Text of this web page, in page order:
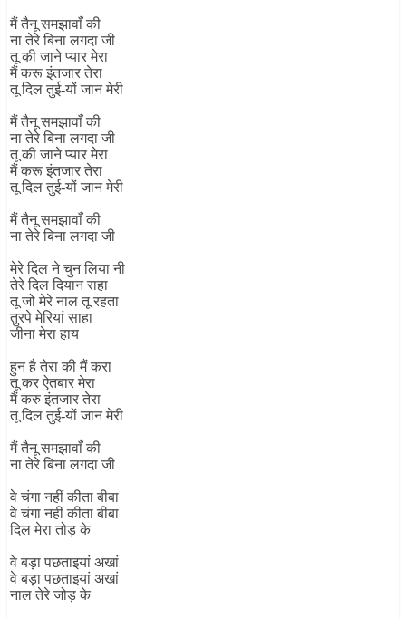
मैं तैनू समझावाँ की
ना तेरे बिना लगदा जी
तू की जाने प्यार मेरा
मैं करू इंतजार तेरा
तू दिल तुई-यों जान मेरी
मैं तैनू समझावाँ की
ना तेरे बिना लगदा जी
तू की जाने प्यार मेरा
मैं करू इंतजार तेरा
तू दिल तुई-यों जान मेरी
मैं तैनू समझावाँ की
ना तेरे बिना लगदा जी
मेरे दिल ने चुन लिया नी
तेरे दिल दियान राहा
तू जो मेरे नाल तू रहता
तुरपे मेरियां साहा
जीना मेरा हाय
हुन है तेरा की मैं करा
तू कर ऐतबार मेरा
मैं करु इंतजार तेरा
तू दिल तुई-यों जान मेरी
मैं तैनू समझावाँ की
ना तेरे बिना लगदा जी
वे चंगा नहीं कीता बीबा
वे चंगा नहीं कीता बीबा
दिल मेरा तोड़ के
वे बड़ा पछताइयां अखां
वे बड़ा पछताइयां अखां
नाल तेरे जोड़ के